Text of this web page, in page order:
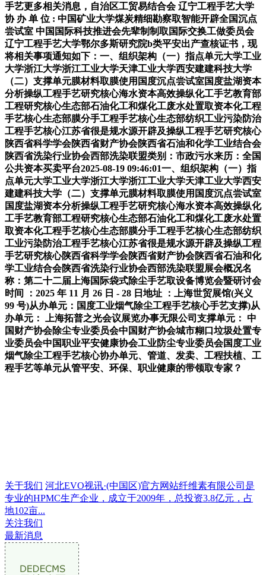
手艺更多相关消息，自治区工贸易结合会 辽宁工程手艺大学
协 办 单 位 : 中国矿业大学煤炭精细勘察取智能开辟全国沉点
尝试室 中国国际科技推进会先辈制制取国际交换工做委员会
辽宁工程手艺大学鄂尔多斯研究院b类平安出产查核证书，现
将相关事项通知如下：一、组织架构（一）指点单元大学工业
大学浙江大学浙江工业大学天津工业大学西安建建科技大学
（二）支撑单元膜材料取膜使用国度沉点尝试室国度盐湖资本
分析操纵工程手艺研究核心海水资本高效操纵化工手艺教育部
工程研究核心生态部石油化工和煤化工废水处置取资本化工程
手艺核心生态部膜分手工程手艺核心生态部纺织工业污染防治
工程手艺核心江苏省很是规水源开辟及操纵工程手艺研究核心
陕西省科学学会陕西省财产协会陕西省石油和化学工业结合会
陕西省洗染行业协会西部洗染联盟类别：市政污水来历：全国
公共资本买卖平台2025-08-19 09:46:01一、组织架构（一）指
点单元大学工业大学浙江大学浙江工业大学天津工业大学西安
建建科技大学（二）支撑单元膜材料取膜使用国度沉点尝试室
国度盐湖资本分析操纵工程手艺研究核心海水资本高效操纵化
工手艺教育部工程研究核心生态部石油化工和煤化工废水处置
取资本化工程手艺核心生态部膜分手工程手艺核心生态部纺织
工业污染防治工程手艺核心江苏省很是规水源开辟及操纵工程
手艺研究核心陕西省科学学会陕西省财产协会陕西省石油和化
学工业结合会陕西省洗染行业协会西部洗染联盟展会概况名
称：第二十二届上海国际袋式除尘手艺取设备博览会暨研讨会
时间 ：2025 年 11 月 26 日 - 28 日地址 ：上海世贸展馆(兴义
99 号)从办单元：国度工业烟气除尘工程手艺核心手艺支撑)从
办单元： 上海拓普之光会议展览办事无限公司支撑单元： 中
国财产协会除尘专业委员会中国财产协会城市糊口垃圾处置专
业委员会中国职业平安健康协会工业防尘专业委员会国度工业
烟气除尘工程手艺核心协办单元、管道、发卖、工程扶植、工
程手艺等单元从管平安、环保、职业健康的带领取专家？
关于我们 河北EVO视讯·(中国区)官方网站纤维素有限公司是
专业的HPMC生产企业，成立于2009年，总投资3.8亿元，占
地102亩...
关注我们
最新消息